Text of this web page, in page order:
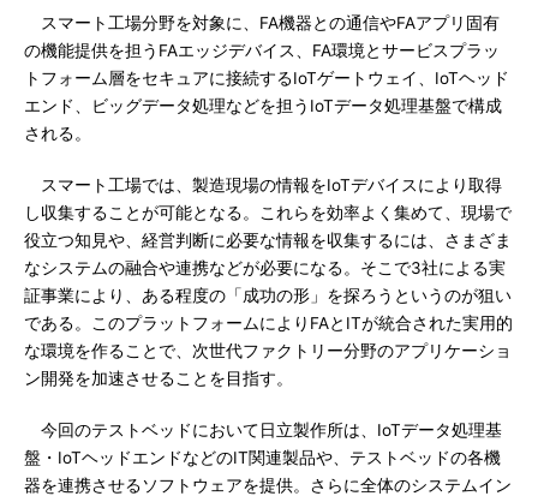
スマート工場分野を対象に、FA機器との通信やFAアプリ固有
の機能提供を担うFAエッジデバイス、FA環境とサービスプラッ
トフォーム層をセキュアに接続するIoTゲートウェイ、IoTヘッド
エンド、ビッグデータ処理などを担うIoTデータ処理基盤で構成
される。
スマート工場では、製造現場の情報をIoTデバイスにより取得
し収集することが可能となる。これらを効率よく集めて、現場で
役立つ知見や、経営判断に必要な情報を収集するには、さまざま
なシステムの融合や連携などが必要になる。そこで3社による実
証事業により、ある程度の「成功の形」を探ろうというのが狙い
である。このプラットフォームによりFAとITが統合された実用的
な環境を作ることで、次世代ファクトリー分野のアプリケーショ
ン開発を加速させることを目指す。
今回のテストベッドにおいて日立製作所は、IoTデータ処理基
盤・IoTヘッドエンドなどのIT関連製品や、テストベッドの各機
器を連携させるソフトウェアを提供。さらに全体のシステムイン